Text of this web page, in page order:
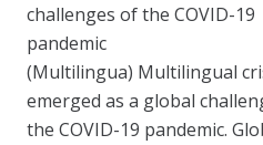
challenges of the COVID-19
pandemic
(Multilingua) Multilingual
emerged as a global
the COVID-19 pandemic.